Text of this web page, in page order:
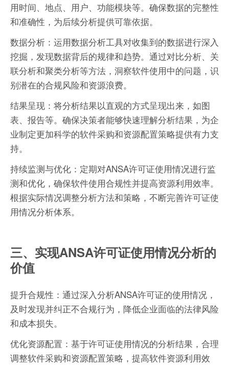
用时间、地点、用户、功能模块等。确保数据的完整性
和准确性，为后续分析提供可靠依据。
数据分析：运用数据分析工具对收集到的数据进行深入
挖掘，发现数据背后的规律和趋势。通过对比分析、关
联分析和聚类分析等方法，洞察软件使用中的问题，识
别潜在的合规风险和资源浪费。
结果呈现：将分析结果以直观的方式呈现出来，如图
表、报告等。确保决策者能够快速理解分析结果，为企
业制定更加科学的软件采购和资源配置策略提供有力支
持。
持续监测与优化：定期对ANSA许可证使用情况进行监
测和优化，确保软件使用合规性并提高资源利用效率。
根据实际情况调整分析方法和策略，不断完善许可证使
用情况分析体系。
三、实现ANSA许可证使用情况分析的
价值
提升合规性：通过深入分析ANSA许可证的使用情况，
及时发现并纠正不合规行为，降低企业面临的法律风险
和成本损失。
优化资源配置：基于许可证使用情况的分析结果，合理
调整软件采购和资源配置策略，提高软件资源利用效